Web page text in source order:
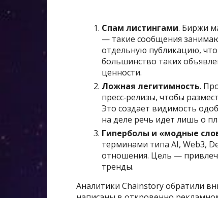
Спам листингами. Биржи
— такие сообщения
отдельную публикацию,
большинство таких
ценности.
Ложная легитимность.
пресс‑релизы, чтобы
Это создает видимость
на деле речь идет лишь о
Гиперболы и «модные
терминами типа AI, Web3,
отношения. Цель —
тренды.
Аналитики Chainstory обратили